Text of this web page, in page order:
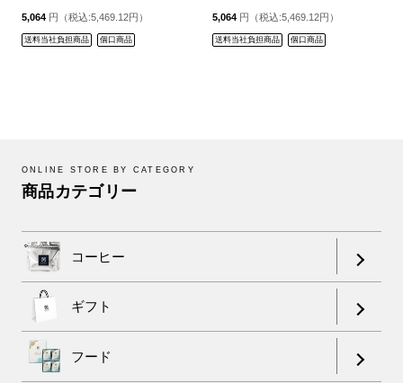
5,064 円（税込:5,469.12円）
送料当社負担商品 個口商品
5,064 円（税込:5,469.12円）
送料当社負担商品 個口商品
ONLINE STORE BY CATEGORY
商品カテゴリー
コーヒー
ギフト
フード